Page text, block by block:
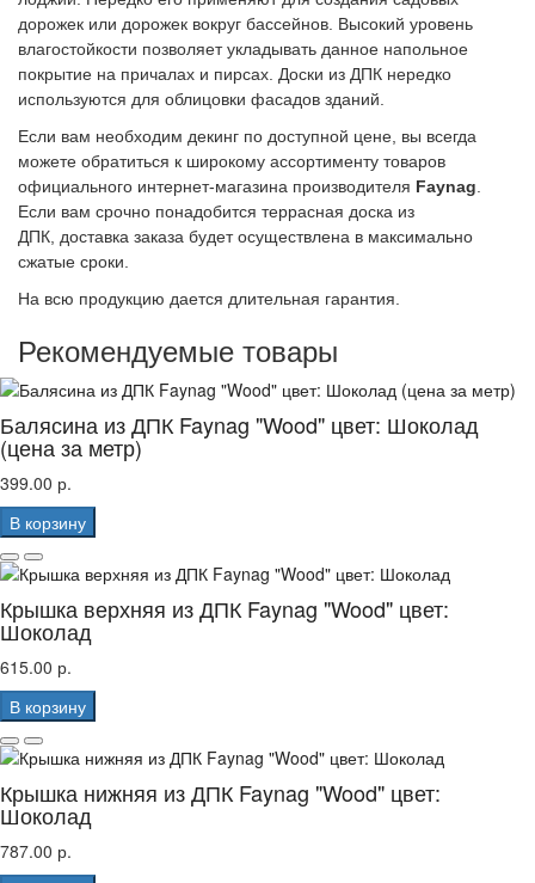
дорожек или дорожек вокруг бассейнов. Высокий уровень
влагостойкости позволяет укладывать данное напольное
покрытие на причалах и пирсах. Доски из ДПК нередко
используются для облицовки фасадов зданий.
Если вам необходим декинг по доступной цене, вы всегда
можете обратиться к широкому ассортименту товаров
официального интернет-магазина производителя Faynag
Если вам срочно понадобится террасная доска из
ДПК, доставка заказа будет осуществлена в максимально
сжатые сроки.
На всю продукцию дается длительная гарантия.
Рекомендуемые товары
Балясина из ДПК Faynag "Wood" цвет: Шоколад
(цена за метр)
399.00 р.
В корзину
Крышка верхняя из ДПК Faynag "Wood" цвет:
Шоколад
615.00 р.
В корзину
Крышка нижняя из ДПК Faynag "Wood" цвет:
Шоколад
787.00 р.